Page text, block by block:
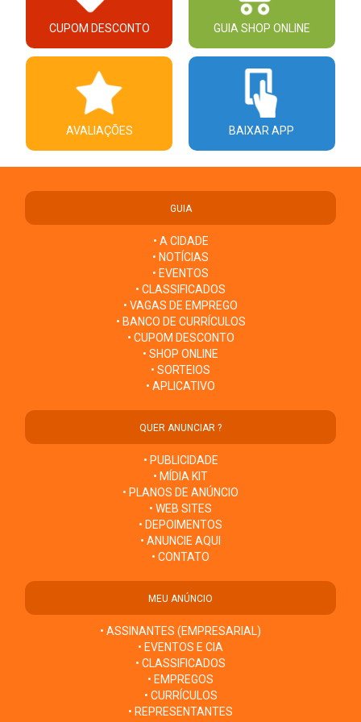
CUPOM DESCONTO GUIA SHOP ONLINE
AVALIAÇÕES BAIXAR APP
GUIA
• A CIDADE
• NOTÍCIAS
• EVENTOS
• CLASSIFICADOS
• VAGAS DE EMPREGO
• BANCO DE CURRÍCULOS
• CUPOM DESCONTO
• SHOP ONLINE
• SORTEIOS
• APLICATIVO
QUER ANUNCIAR ?
• PUBLICIDADE
• MÍDIA KIT
• PLANOS DE ANÚNCIO
• WEB SITES
• DEPOIMENTOS
• ANUNCIE AQUI
• CONTATO
MEU ANÚNCIO
• ASSINANTES (EMPRESARIAL)
• EVENTOS E CIA
• CLASSIFICADOS
• EMPREGOS
• CURRÍCULOS
• REPRESENTANTES